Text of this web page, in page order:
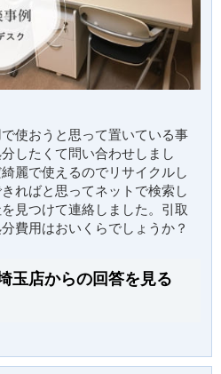
使おうと思って置いている事
したくて問い合わせしまし
麗で使えるのでリサイクルし
ればと思ってネットで検索し
見つけて連絡しました。引取
費用はおいくらでしょうか？
玉店からの回答を見る